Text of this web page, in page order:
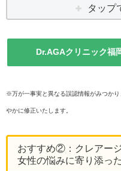
タップ
Dr.AGAクリニック福
※万が一事実と異なる誤認情報がみつかり
やかに修正いたします。
おすすめ②：クレアー
女性の悩みに寄り添っ